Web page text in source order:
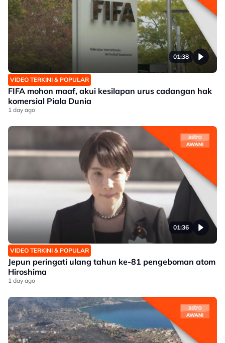
01:38
VIDEO TERKINI & POPULAR
FIFA mohon maaf, akui kesilapan urus cadangan hak
komersial Piala Dunia
1 day ago
01:36
VIDEO TERKINI & POPULAR
Jepun peringati ulang tahun ke-81 pengeboman atom
Hiroshima
1 day ago